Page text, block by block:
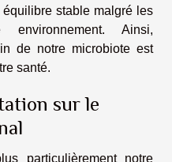
stable malgré les
Ainsi,
de notre microbiote est
santé.
sur le
particulièrement notre